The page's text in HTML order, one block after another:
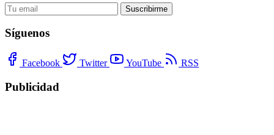
Suscribirme
Síguenos
Facebook Twitter YouTube RSS
Publicidad